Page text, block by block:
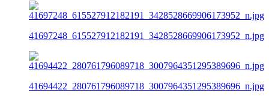
41697248_615527912182191_3428528669906173952_n.jpg
41694422_280761796089718_3007964351295389696_n.jpg